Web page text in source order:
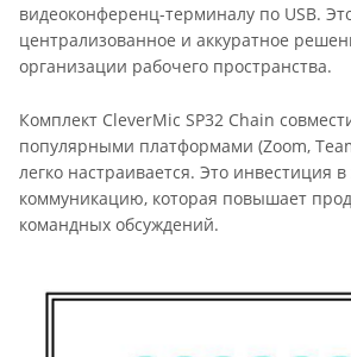
видеоконференц-терминалу по USB.
централизованное и аккуратное
организации рабочего пространства.
Комплект CleverMic SP32 Chain
популярными платформами (Zoom,
легко настраивается. Это инвестиция
коммуникацию, которая повышает
командных обсуждений.